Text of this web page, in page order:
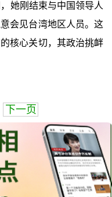
她刚结束与中国领导人
会见台湾地区人员。这
核心关切，其政治挑衅
下一页